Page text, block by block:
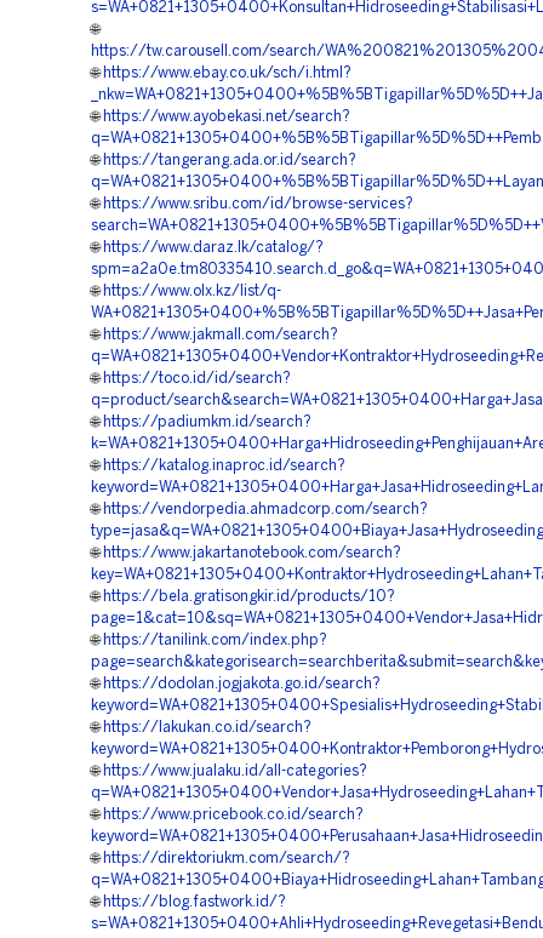
🌐
https://tw.carousell.com/search/
🌐 https://www.ebay.co.uk/sch/i.html?
🌐 https://www.ayobekasi.net/search?
🌐 https://tangerang.ada.or.id/search?
🌐 https://www.sribu.com/id/browse-services?
🌐 https://www.daraz.lk/catalog/?
🌐 https://www.olx.kz/list/q-
🌐 https://www.jakmall.com/search?
🌐 https://toco.id/id/search?
q=product/
🌐 https://padiumkm.id/search?
🌐 https://katalog.inaproc.id/search?
🌐 https://vendorpedia.ahmadcorp.com/search?
🌐 https://www.jakartanotebook.com/search?
🌐 https://bela.gratisongkir.id/products/10?
🌐 https://tanilink.com/index.php?
🌐 https://dodolan.jogjakota.go.id/search?
🌐 https://lakukan.co.id/search?
🌐 https://www.jualaku.id/all-categories?
🌐 https://www.pricebook.co.id/search?
🌐 https://direktoriukm.com/search/?
🌐 https://blog.fastwork.id/?